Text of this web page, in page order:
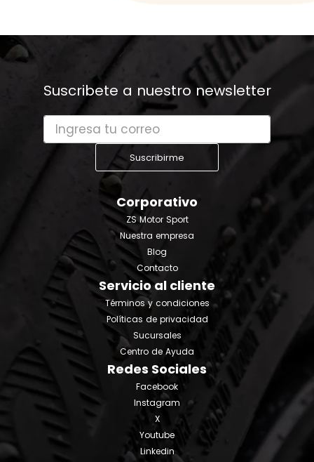
Suscribete a nuestro newsletter
Suscribirme
Corporativo
ZS Motor Sport
Nuestra empresa
Blog
Contacto
Servicio al cliente
Términos y condiciones
Políticas de privacidad
Sucursales
Centro de Ayuda
Redes Sociales
Facebook
Instagram
X
Youtube
Linkedin